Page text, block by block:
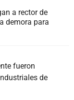
a rector de
demora para
fueron
de